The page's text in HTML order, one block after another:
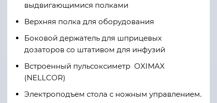
выдвигающимися полками
Верхняя полка для оборудования
Боковой держатель для шприцевых
дозаторов со штативом для инфузий
Встроенный пульсоксиметр OXIMAX
(NELLCOR)
Электроподъем стола с ножным управлением.